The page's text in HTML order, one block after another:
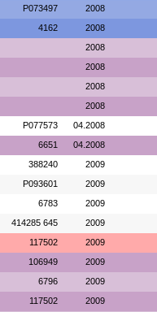
P073497 2008
4162 2008
2008
2008
2008
2008
P077573 04.2008
6651 04.2008
388240 2009
P093601 2009
6783 2009
414285 645 2009
117502 2009
106949 2009
6796 2009
117502 2009